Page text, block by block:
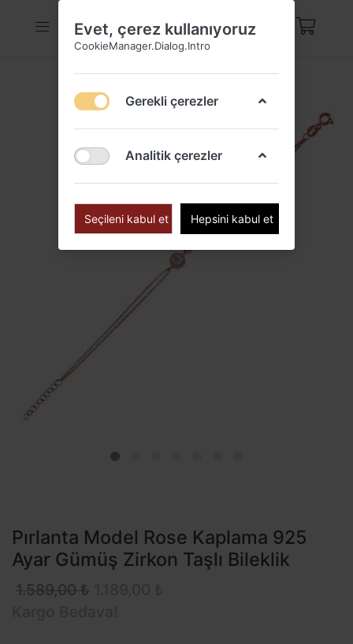
Pırlanta Model Rose Kaplama 925
Ayar Gümüş Zirkon Taşlı Bileklik
1.589,00 ₺
Evet, çerez kullanıyoruz
CookieManager.Dialog.Intro
Gerekli çerezler
Analitik çerezler
Seçileni kabul et Hepsini kabul et